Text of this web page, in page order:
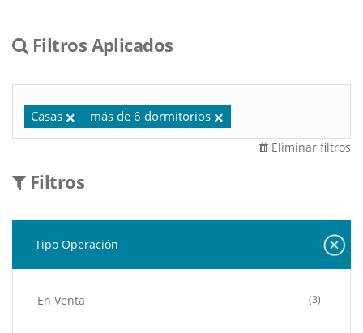
Filtros Aplicados
Casas más de 6 dormitorios
Eliminar filtros
Filtros
Tipo Operación
En Venta (3)